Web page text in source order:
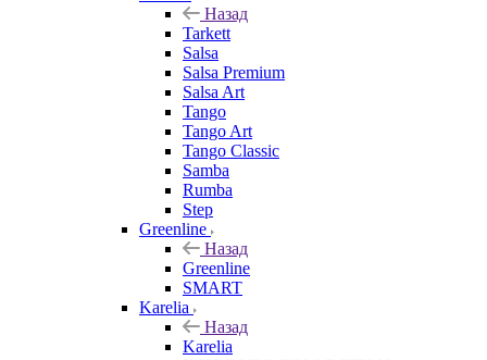
Назад
Tarkett
Salsa
Salsa Premium
Salsa Art
Tango
Tango Art
Tango Classic
Samba
Rumba
Step
Greenline
Назад
Greenline
SMART
Karelia
Назад
Karelia